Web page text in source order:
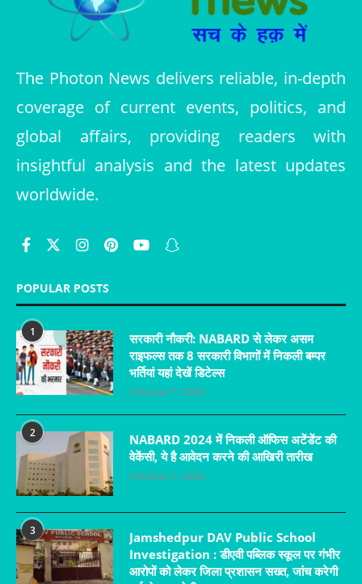
The Photon News delivers reliable, in-depth
coverage of current events, politics, and
global affairs, providing readers with
insightful analysis and the latest updates
worldwide.
POPULAR POSTS
1
सरकारी नौकरी: NABARD से लेकर असम
राइफल्स तक 8 सरकारी विभागों में निकली बम्पर
भर्तियां यहां देखें डिटेल्स
October 7, 2024
2
NABARD 2024 में निकली ऑफिस अटेंडेंट की
वेकेंसी, ये है आवेदन करने की आखिरी तारीख
October 2, 2024
3
Jamshedpur DAV Public School
Investigation : डीएवी पब्लिक स्कूल पर गंभीर
आरोपों को लेकर जिला प्रशासन सख्त, जांच करेगी